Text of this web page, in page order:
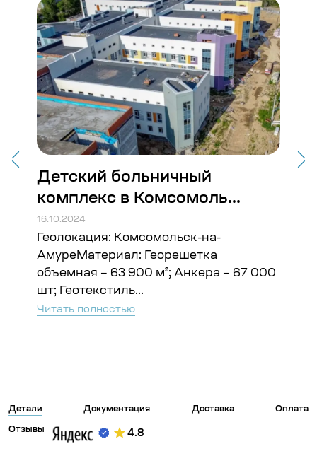
Детский больничный
комплекс в Комсомоль...
16.10.2024
Геолокация: Комсомольск-на-
АмуреМатериал: Георешетка
объемная – 63 900 м²; Анкера – 67 000
шт; Геотекстиль...
Читать полностью
Детали Документация Доставка Оплата
Отзывы 4.8